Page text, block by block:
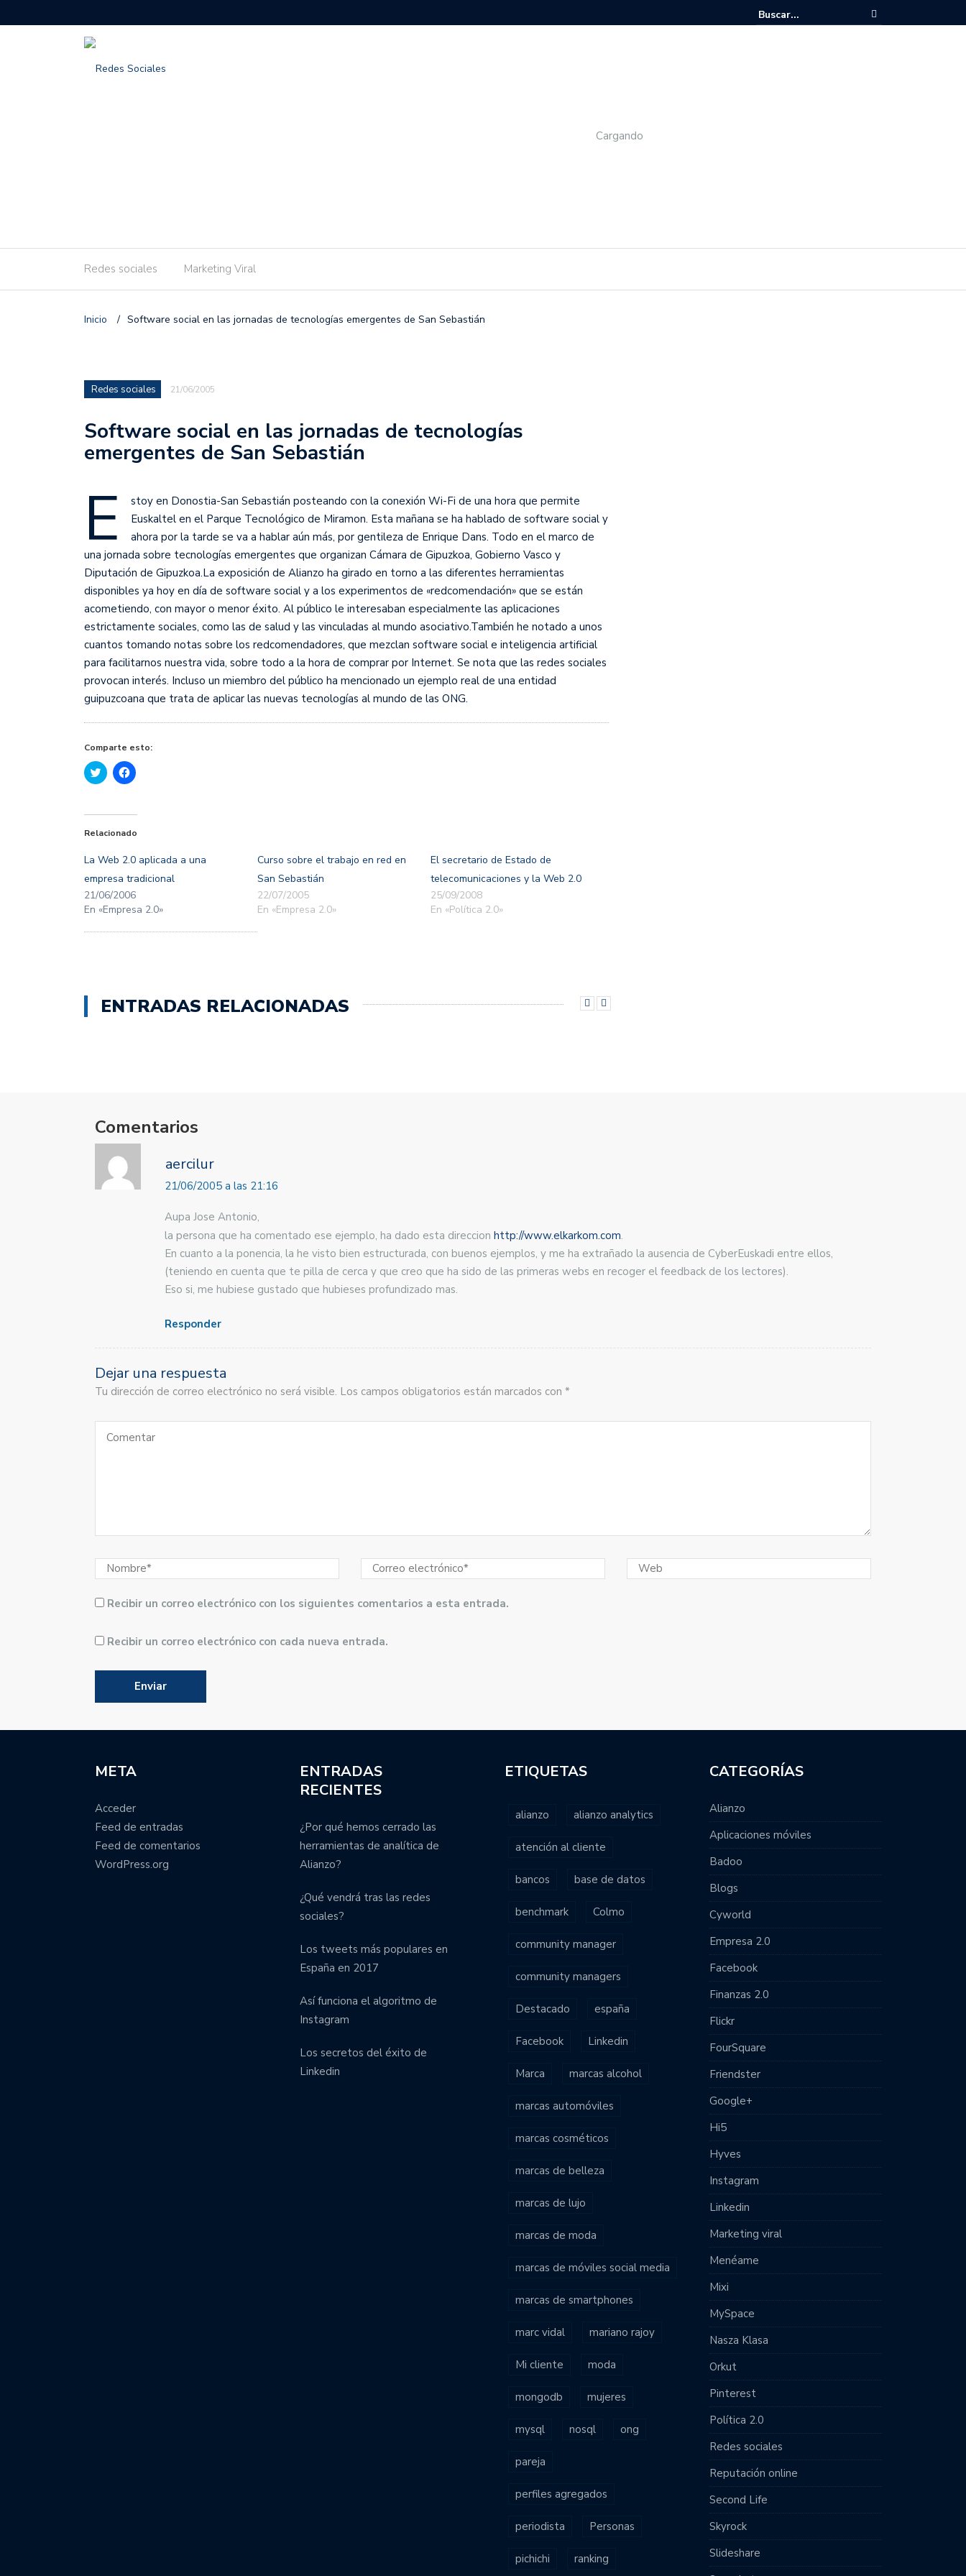
Cargando
Redes sociales Marketing Viral
Inicio / Software social en las jornadas de tecnologías emergentes de San Sebastián
Redes sociales 21/06/2005
Software social en las jornadas de tecnologías
emergentes de San Sebastián
E
stoy en Donostia-San Sebastián posteando con la conexión Wi-Fi de una hora que permite
Euskaltel en el Parque Tecnológico de Miramon. Esta mañana se ha hablado de software social y
ahora por la tarde se va a hablar aún más, por gentileza de Enrique Dans. Todo en el marco de
una jornada sobre tecnologías emergentes que organizan Cámara de Gipuzkoa, Gobierno Vasco y
Diputación de Gipuzkoa.La exposición de Alianzo ha girado en torno a las diferentes herramientas
disponibles ya hoy en día de software social y a los experimentos de «redcomendación» que se están
acometiendo, con mayor o menor éxito. Al público le interesaban especialmente las aplicaciones
estrictamente sociales, como las de salud y las vinculadas al mundo asociativo.También he notado a unos
cuantos tomando notas sobre los redcomendadores, que mezclan software social e inteligencia artificial
para facilitarnos nuestra vida, sobre todo a la hora de comprar por Internet. Se nota que las redes sociales
provocan interés. Incluso un miembro del público ha mencionado un ejemplo real de una entidad
guipuzcoana que trata de aplicar las nuevas tecnologías al mundo de las ONG.
Comparte esto:
Haz
clic
Twitter
abre
una
ventana
nueva)
Haz
clic
Facebook
abre
una
ventana
nueva)
Relacionado
La Web 2.0 aplicada a una
empresa tradicional
21/06/2006
En «Empresa 2.0»
Curso sobre el trabajo en red en
San Sebastián
22/07/2005
En «Empresa 2.0»
El secretario de Estado de
telecomunicaciones y la Web 2.0
25/09/2008
En «Política 2.0»
ENTRADAS RELACIONADAS
Comentarios
aercilur
21/06/2005 a las 21:16
Aupa Jose Antonio,
la persona que ha comentado ese ejemplo, ha dado esta direccion http://www.elkarkom.com.
En cuanto a la ponencia, la he visto bien estructurada, con buenos ejemplos, y me ha extrañado la ausencia de CyberEuskadi entre ellos,
(teniendo en cuenta que te pilla de cerca y que creo que ha sido de las primeras webs en recoger el feedback de los lectores).
Eso si, me hubiese gustado que hubieses profundizado mas.
Responder
Dejar una respuesta
Tu dirección de correo electrónico no será visible. Los campos obligatorios están marcados con *
Recibir un correo electrónico con los siguientes comentarios a esta entrada.
Recibir un correo electrónico con cada nueva entrada.
META
Acceder
Feed de entradas
Feed de comentarios
WordPress.org
ENTRADAS
RECIENTES
¿Por qué hemos cerrado las
herramientas de analítica de
Alianzo?
¿Qué vendrá tras las redes
sociales?
Los tweets más populares en
España en 2017
Así funciona el algoritmo de
Instagram
Los secretos del éxito de
Linkedin
ETIQUETAS
alianzo alianzo analytics
atención al cliente
bancos base de datos
benchmark Colmo
community manager
community managers
Destacado españa
Facebook Linkedin
Marca marcas alcohol
marcas automóviles
marcas cosméticos
marcas de belleza
marcas de lujo
marcas de moda
marcas de móviles social media
marcas de smartphones
marc vidal mariano rajoy
Mi cliente moda
mongodb mujeres
mysql nosql ong
pareja
perfiles agregados
periodista Personas
pichichi ranking
CATEGORÍAS
Alianzo
Aplicaciones móviles
Badoo
Blogs
Cyworld
Empresa 2.0
Facebook
Finanzas 2.0
Flickr
FourSquare
Friendster
Google+
Hi5
Hyves
Instagram
Linkedin
Marketing viral
Menéame
Mixi
MySpace
Nasza Klasa
Orkut
Pinterest
Política 2.0
Redes sociales
Reputación online
Second Life
Skyrock
Slideshare